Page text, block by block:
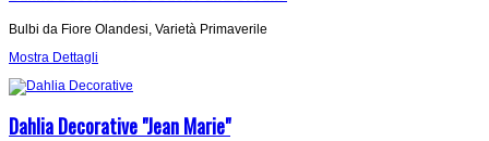
Bulbi da Fiore Olandesi, Varietà Primaverile
Mostra Dettagli
Dahlia Decorative "Jean Marie"